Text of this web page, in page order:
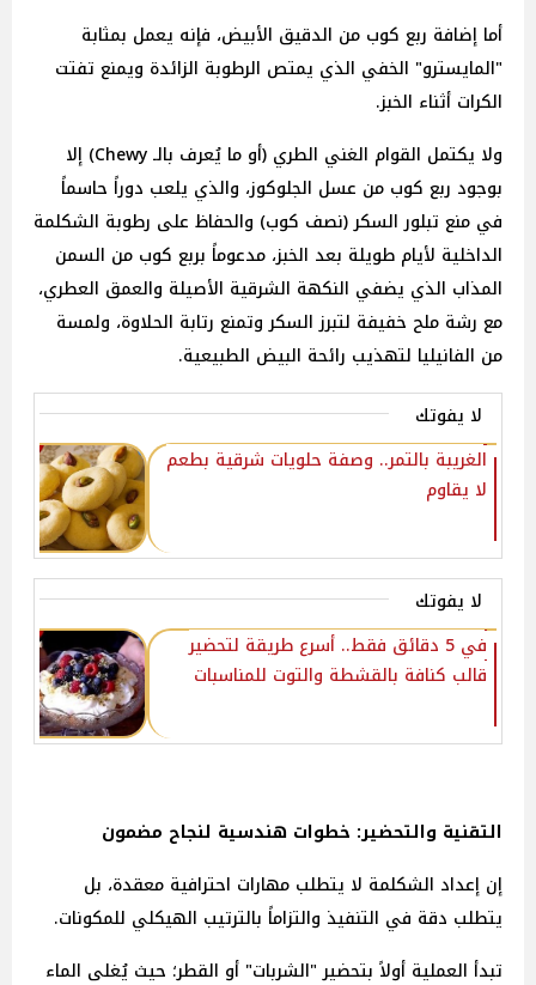
أما إضافة ربع كوب من الدقيق الأبيض، فإنه يعمل بمثابة
"المايسترو" الخفي الذي يمتص الرطوبة الزائدة ويمنع تفتت
الكرات أثناء الخبز.
ولا يكتمل القوام الغني الطري (أو ما يُعرف بالـ Chewy) إلا
بوجود ربع كوب من عسل الجلوكوز، والذي يلعب دوراً حاسماً
في منع تبلور السكر (نصف كوب) والحفاظ على رطوبة الشكلمة
الداخلية لأيام طويلة بعد الخبز، مدعوماً بربع كوب من السمن
المذاب الذي يضفي النكهة الشرقية الأصيلة والعمق العطري،
مع رشة ملح خفيفة لتبرز السكر وتمنع رتابة الحلاوة، ولمسة
من الفانيليا لتهذيب رائحة البيض الطبيعية.
لا يفوتك
الغريبة بالتمر.. وصفة حلويات شرقية بطعم
لا يقاوم
لا يفوتك
في 5 دقائق فقط.. أسرع طريقة لتحضير
قالب كنافة بالقشطة والتوت للمناسبات
التقنية والتحضير: خطوات هندسية لنجاح مضمون
إن إعداد الشكلمة لا يتطلب مهارات احترافية معقدة، بل
يتطلب دقة في التنفيذ والتزاماً بالترتيب الهيكلي للمكونات.
تبدأ العملية أولاً بتحضير "الشربات" أو القطر؛ حيث يُغلى الماء